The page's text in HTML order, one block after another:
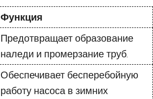
Функция
Предотвращает образование
наледи и промерзание труб.
Обеспечивает бесперебойную
работу насоса в зимних